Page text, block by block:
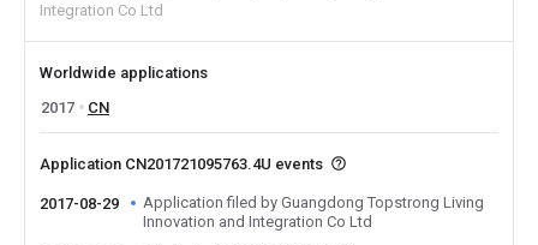
Integration Co Ltd
Worldwide applications
2017
CN
Application CN201721095763.4U events
2017-08-29
Application filed by Guangdong Topstrong Living
Innovation and Integration Co Ltd